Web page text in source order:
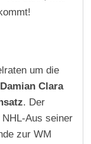
um die
Damian Clara
. Der
Aus seiner
zur WM